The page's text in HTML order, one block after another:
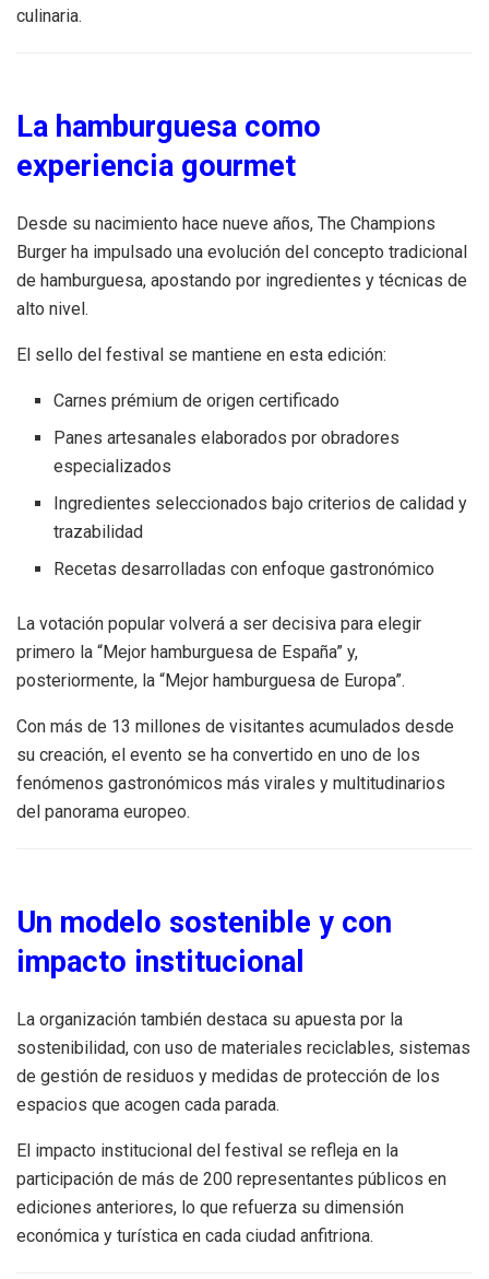
culinaria.
La hamburguesa como
experiencia gourmet
Desde su nacimiento hace nueve años, The Champions
Burger ha impulsado una evolución del concepto tradicional
de hamburguesa, apostando por ingredientes y técnicas de
alto nivel.
El sello del festival se mantiene en esta edición:
Carnes prémium de origen certificado
Panes artesanales elaborados por obradores
especializados
Ingredientes seleccionados bajo criterios de calidad y
trazabilidad
Recetas desarrolladas con enfoque gastronómico
La votación popular volverá a ser decisiva para elegir
primero la “Mejor hamburguesa de España” y,
posteriormente, la “Mejor hamburguesa de Europa”.
Con más de 13 millones de visitantes acumulados desde
su creación, el evento se ha convertido en uno de los
fenómenos gastronómicos más virales y multitudinarios
del panorama europeo.
Un modelo sostenible y con
impacto institucional
La organización también destaca su apuesta por la
sostenibilidad, con uso de materiales reciclables, sistemas
de gestión de residuos y medidas de protección de los
espacios que acogen cada parada.
El impacto institucional del festival se refleja en la
participación de más de 200 representantes públicos en
ediciones anteriores, lo que refuerza su dimensión
económica y turística en cada ciudad anfitriona.